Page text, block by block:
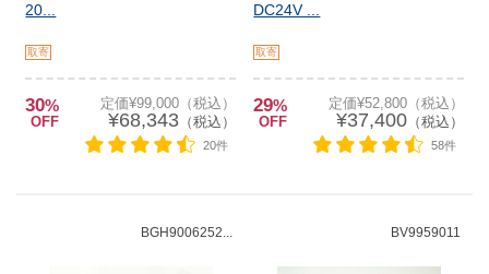
20...
取寄
30%
OFF
定価¥99,000（税込）
¥68,343（税込）
20件
DC24V ...
取寄
29%
OFF
定価¥52,800（税込）
¥37,400（税込）
58件
BGH9006252... BV9959011